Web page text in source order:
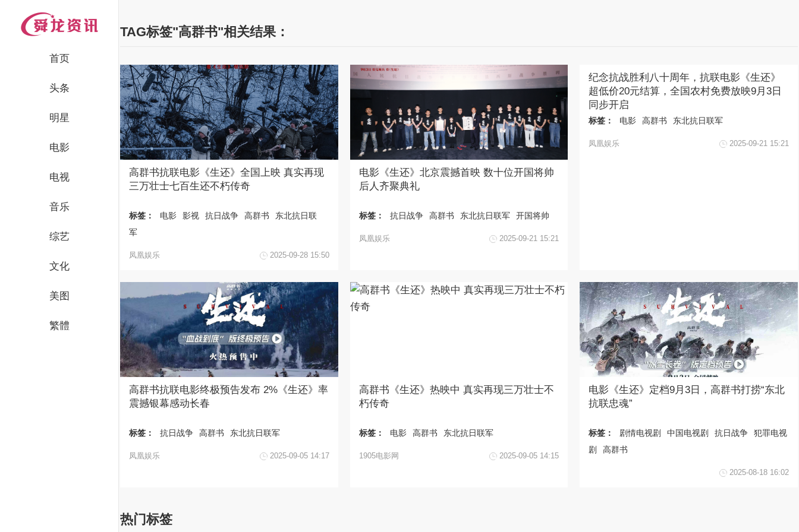
首页
头条
明星
电影
电视
音乐
综艺
文化
美图
繁體
TAG标签"高群书"相关结果：
高群书抗联电影《生还》全国上映 真实再现
三万壮士七百生还不朽传奇
标签： 电影 影视 抗日战争 高群书
东北抗日联
军
凤凰娱乐 2025-09-28 15:50
电影《生还》北京震撼首映 数十位开国将帅
后人齐聚典礼
标签： 抗日战争 高群书 东北抗日联军 开国将帅
凤凰娱乐 2025-09-21 15:21
纪念抗战胜利八十周年，抗联电影《生还》
超低价20元结算，全国农村免费放映9月3日
同步开启
标签： 电影 高群书 东北抗日联军
凤凰娱乐 2025-09-21 15:21
高群书抗联电影终极预告发布 2%《生还》率
震撼银幕感动长春
标签： 抗日战争 高群书 东北抗日联军
凤凰娱乐 2025-09-05 14:17
高群书《生还》热映中 真实再现三万壮士不
朽传奇
标签： 电影 高群书 东北抗日联军
1905电影网 2025-09-05 14:15
电影《生还》定档9月3日，高群书打捞“东北
抗联忠魂”
标签： 剧情电视剧 中国电视剧 抗日战争
犯罪电视
剧
高群书
2025-08-18 16:02
热门标签